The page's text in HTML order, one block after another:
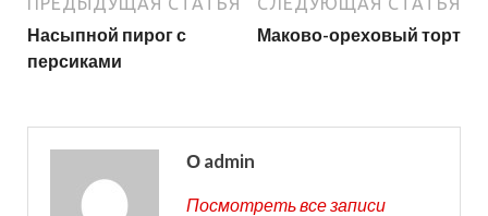
Насыпной пирог с
персиками
Маково-ореховый торт
О admin
Посмотреть все записи